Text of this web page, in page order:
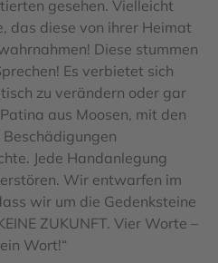
gesehen. Vielleicht
das diese von ihrer Heimat
Diese stummen
Es verbietet sich
zu verändern oder gar
aus Moosen, mit den
Jede Handanlegung
Wir entwarfen im
wir um die Gedenksteine
ZUKUNFT. Vier Worte –
Wort!“